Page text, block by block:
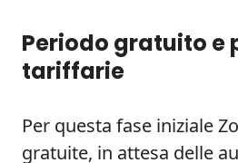
Periodo gratuito e
tariffarie
Per questa fase iniziale
gratuite, in attesa delle